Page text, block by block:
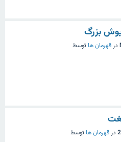
بزرگ
در قهرمان ها توسط
در قهرمان ها توسط